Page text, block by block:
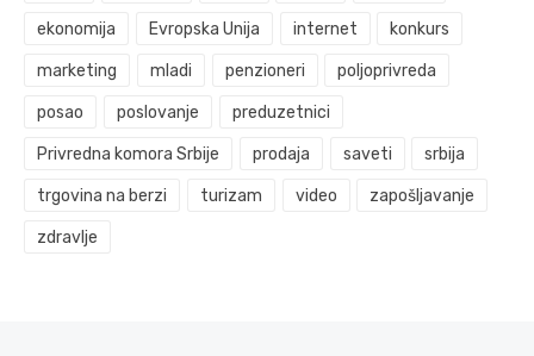
ekonomija Evropska Unija internet konkurs
marketing mladi penzioneri poljoprivreda
posao poslovanje preduzetnici
Privredna komora Srbije prodaja saveti srbija
trgovina na berzi turizam video zapošljavanje
zdravlje